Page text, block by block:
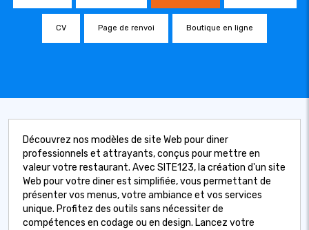
CV Page de renvoi Boutique en ligne
Découvrez nos modèles de site Web pour diner
professionnels et attrayants, conçus pour mettre en
valeur votre restaurant. Avec SITE123, la création d'un site
Web pour votre diner est simplifiée, vous permettant de
présenter vos menus, votre ambiance et vos services
unique. Profitez des outils sans nécessiter de
compétences en codage ou en design. Lancez votre